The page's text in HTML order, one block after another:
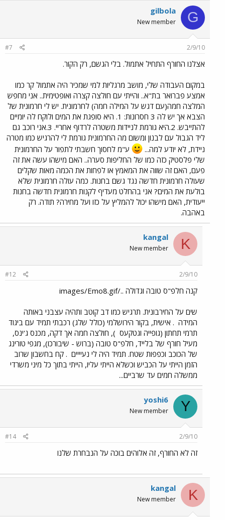
G
gilbola
New member
2/9/10
#7
אצלנו החורף התחיל אתמול. בלי הגשם, רק הקור.
במקום העבודה שלי, מושב מרגליות למי שמכיר היה אתמול קר כמו
אמצע פברואר בת"א.. והייתי עם חולצה קצרה ואופטימית.. אני מחפש
המלצה חמה(עם דגש על המילה חמה) לחרמונית. יש לי חרמונית של
הצבא אך יש לה 3 חסרונות: 1. היא סופגת את המים ולוקח לה יומיים
להתייבש. 2.היא גורמת לניידות משטרה לרדוף אחריי. 3.אני רוכב גם
ליד הגבול עם לבנון ומשום מה החרמונית גורמת לי להרגיש כמו מטרה
ניידת, לא יודע למה...
ע"מ לחסוך חשבתי לתפור על החרמונית
שלי פלסטיק כזה כמו של החליפות סערה.. האם מישהו עשה את זה
פעם, האם זה שווה את המאמץ או לפחות את הכמה מאות שקלים
שעולה חרמונית חדשה נגד גשם בחנות. כמה עולה חרמונית שלא
בולעת את המים? אני בהחלט מעדיף לקנות חרמונית חדשה בחנות
ייעודית, האם מישהו יכול להמליץ על כזו ועל מחירה? תודה. רק
באהבה.
K
kangal
New member
2/9/10
#12
קנה חלפ"ס טובה וגדולה ../images/Emo8.gif
שים על החירבונית. תרגיש כמו דב קוטב ותהיה עצבני באותה
המידה . אישית, בקור הירושלמי (כולל שלג) רכבתי תמיד עם ביגוד
תרמי תחתון (גופייה וגטקעס ), חולצה חמה אך דקה, מכנס ג'ינס,
מעיל חורף של בלייד, חלפ"ס טובה (ברוש - שיבורכו), מגפי טורינג
של הכוכב וכפפות שטח. תמיד היה לי נעיייים . קח בחשבון שרוב
הזמן הייתי על הכביש וכשלא הייתי עליו, הייתי בתוך כל מיני משרדי
ממשלה חמים עד שרביים...
Y
yoshi6
New member
2/9/10
#14
זה לא החורף, זה אלוהים בוכה על הנבחרת שלנו
K
kangal
New member